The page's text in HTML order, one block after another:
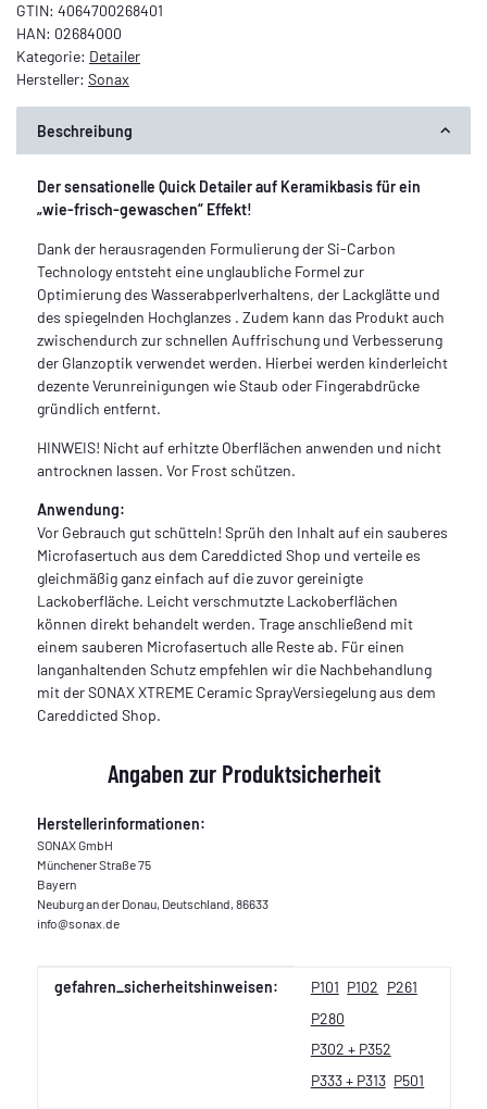
GTIN: 4064700268401
HAN: 02684000
Kategorie: Detailer
Hersteller: Sonax
Beschreibung
Der sensationelle Quick Detailer auf Keramikbasis für ein
„wie-frisch-gewaschen“ Effekt!
Dank der herausragenden Formulierung der Si-Carbon
Technology entsteht eine unglaubliche Formel zur
Optimierung des Wasserabperlverhaltens, der Lackglätte und
des spiegelnden Hochglanzes . Zudem kann das Produkt auch
zwischendurch zur schnellen Auffrischung und Verbesserung
der Glanzoptik verwendet werden. Hierbei werden kinderleicht
dezente Verunreinigungen wie Staub oder Fingerabdrücke
gründlich entfernt.
HINWEIS! Nicht auf erhitzte Oberflächen anwenden und nicht
antrocknen lassen. Vor Frost schützen.
Anwendung:
Vor Gebrauch gut schütteln! Sprüh den Inhalt auf ein sauberes
Microfasertuch aus dem Careddicted Shop und verteile es
gleichmäßig ganz einfach auf die zuvor gereinigte
Lackoberfläche. Leicht verschmutzte Lackoberflächen
können direkt behandelt werden. Trage anschließend mit
einem sauberen Microfasertuch alle Reste ab. Für einen
langanhaltenden Schutz empfehlen wir die Nachbehandlung
mit der SONAX XTREME Ceramic SprayVersiegelung aus dem
Careddicted Shop.
Angaben zur Produktsicherheit
Herstellerinformationen:
SONAX GmbH
Münchener Straße 75
Bayern
Neuburg an der Donau, Deutschland, 86633
info@sonax.de
Produkteigenschaft
Wert
gefahren_sicherheitshinweisen: P101 P102 P261
P280
P302 + P352
P333 + P313 P501